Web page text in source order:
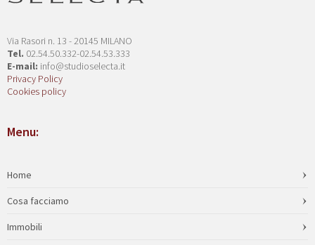
Via Rasori n. 13 - 20145 MILANO
Tel. 02.54.50.332-02.54.53.333
E-mail: info@studioselecta.it
Privacy Policy
Cookies policy
Menu:
Home
Cosa facciamo
Immobili